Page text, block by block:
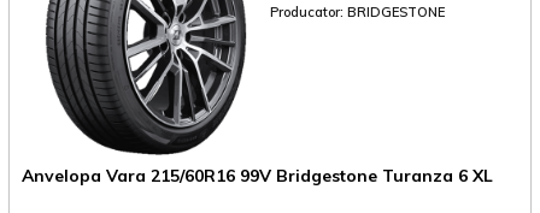
Producator: BRIDGESTONE
Anvelopa Vara 215/60R16 99V Bridgestone Turanza 6 XL